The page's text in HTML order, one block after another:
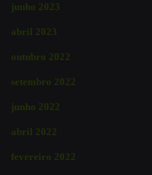
junho 2023
abril 2023
outubro 2022
setembro 2022
junho 2022
abril 2022
fevereiro 2022